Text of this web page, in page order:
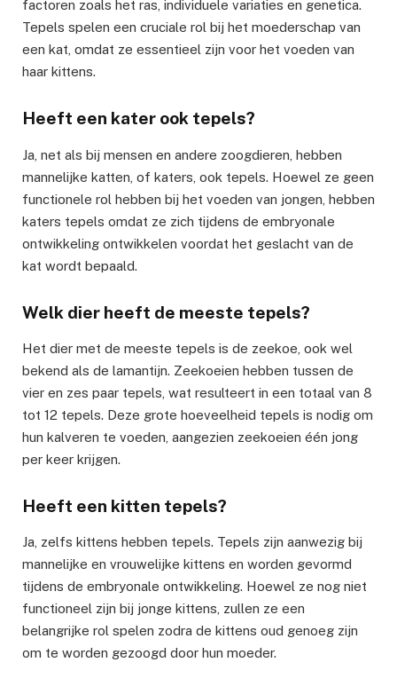
factoren zoals het ras, individuele variaties en genetica.
Tepels spelen een cruciale rol bij het moederschap van
een kat, omdat ze essentieel zijn voor het voeden van
haar kittens.
Heeft een kater ook tepels?
Ja, net als bij mensen en andere zoogdieren, hebben
mannelijke katten, of katers, ook tepels. Hoewel ze geen
functionele rol hebben bij het voeden van jongen, hebben
katers tepels omdat ze zich tijdens de embryonale
ontwikkeling ontwikkelen voordat het geslacht van de
kat wordt bepaald.
Welk dier heeft de meeste tepels?
Het dier met de meeste tepels is de zeekoe, ook wel
bekend als de lamantijn. Zeekoeien hebben tussen de
vier en zes paar tepels, wat resulteert in een totaal van 8
tot 12 tepels. Deze grote hoeveelheid tepels is nodig om
hun kalveren te voeden, aangezien zeekoeien één jong
per keer krijgen.
Heeft een kitten tepels?
Ja, zelfs kittens hebben tepels. Tepels zijn aanwezig bij
mannelijke en vrouwelijke kittens en worden gevormd
tijdens de embryonale ontwikkeling. Hoewel ze nog niet
functioneel zijn bij jonge kittens, zullen ze een
belangrijke rol spelen zodra de kittens oud genoeg zijn
om te worden gezoogd door hun moeder.